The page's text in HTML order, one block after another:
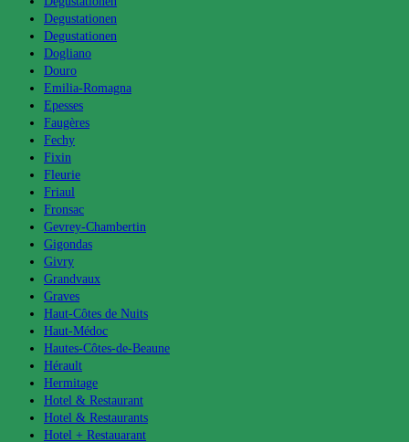
Degustationen
Degustationen
Dogliano
Douro
Emilia-Romagna
Epesses
Faugères
Fechy
Fixin
Fleurie
Friaul
Fronsac
Gevrey-Chambertin
Gigondas
Givry
Grandvaux
Graves
Haut-Côtes de Nuits
Haut-Médoc
Hautes-Côtes-de-Beaune
Hérault
Hermitage
Hotel & Restaurant
Hotel & Restaurants
Hotel + Restauarant